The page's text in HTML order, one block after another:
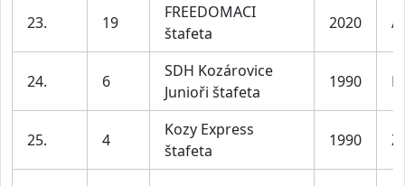
23. 19
FREEDOMACI
štafeta
2020 A
24. 6
SDH Kozárovice
Junioři štafeta
1990 M
25. 4
Kozy Express
štafeta
1990 Ž